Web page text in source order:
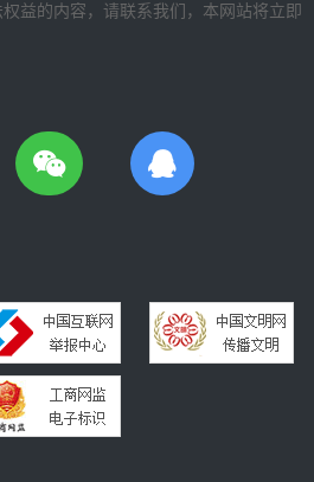
益的内容，请联系我们，本网站将立即